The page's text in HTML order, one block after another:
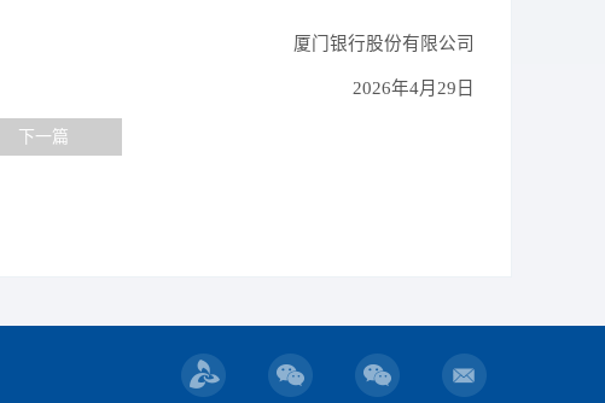
厦门银行股份有限公司
2026年4月29日
下一篇